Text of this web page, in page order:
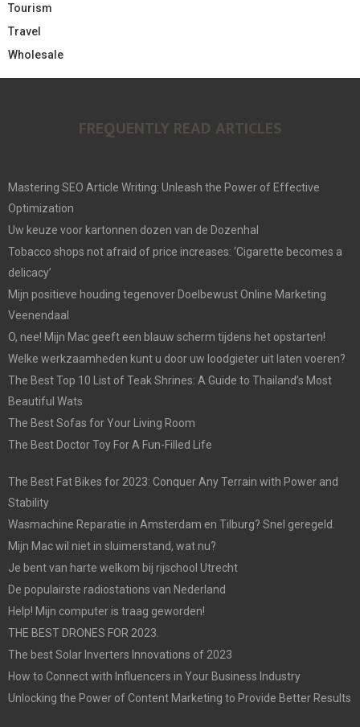
Tourism
Travel
Wholesale
FREQUENTLY READ ARTICLES
Mastering SEO Article Writing: Unleash the Power of Effective
Optimization
Uw keuze voor kartonnen dozen van de Dozenhal
Tobacco shops not afraid of price increases: ‘Cigarette becomes a
delicacy’
Mijn positieve houding tegenover Doelbewust Online Marketing
Veenendaal
O, nee! Mijn Mac geeft een blauw scherm tijdens het opstarten!
Welke werkzaamheden kunt u door uw loodgieter uit laten voeren?
The Best Top 10 List of Teak Shrines: A Guide to Thailand’s Most
Beautiful Wats
The Best Sofas for Your Living Room
The Best Doctor Toy For A Fun-Filled Life
The Best Fat Bikes for 2023: Conquer Any Terrain with Power and
Stability
Wasmachine Reparatie in Amsterdam en Tilburg? Snel geregeld.
Mijn Mac wil niet in sluimerstand, wat nu?
Je bent van harte welkom bij rijschool Utrecht
De populairste radiostations van Nederland
Help! Mijn computer is traag geworden!
THE BEST DRONES FOR 2023.
The best Solar Inverters Innovations of 2023
How to Connect with Influencers in Your Business Industry
Unlocking the Power of Content Marketing to Provide Better Results